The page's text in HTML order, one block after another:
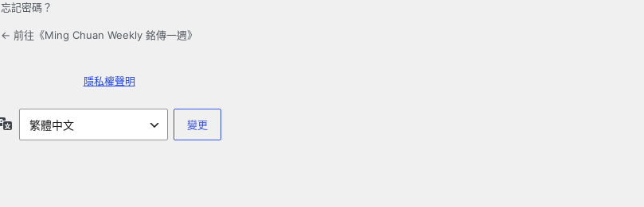
忘記密碼？
← 前往《Ming Chuan Weekly 銘傳一週》
隱私權聲明
言